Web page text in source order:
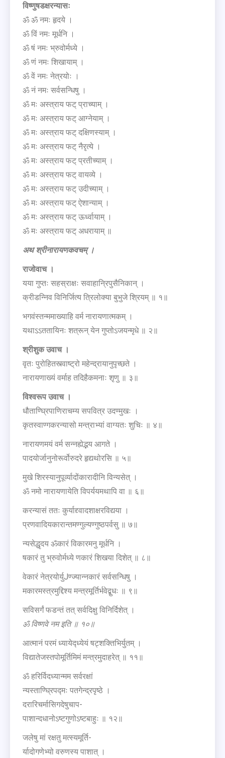
विष्णुषडक्षरन्यासः
ॐ ॐ नमः हृदये ।
ॐ विं नमः मूर्धनि ।
ॐ षं नमः भ्रुवोर्मध्ये ।
ॐ णं नमः शिखायाम् ।
ॐ वें नमः नेत्रयोः ।
ॐ नं नमः सर्वसन्धिषु ।
ॐ मः अस्त्राय फट् प्राच्याम् ।
ॐ मः अस्त्राय फट् आग्नेयाम् ।
ॐ मः अस्त्राय फट् दक्षिणस्याम् ।
ॐ मः अस्त्राय फट् नैरृत्ये ।
ॐ मः अस्त्राय फट् प्रतीच्याम् ।
ॐ मः अस्त्राय फट् वायव्ये ।
ॐ मः अस्त्राय फट् उदीच्याम् ।
ॐ मः अस्त्राय फट् ऐशान्याम् ।
ॐ मः अस्त्राय फट् ऊर्ध्वायाम् ।
ॐ मः अस्त्राय फट् अधरायाम् ॥
अथश्रीनारायणकवचम् ।
राजोवाच ।
यया गुप्तः सहस्राक्षः सवाहान्रिपुसैनिकान् ।
क्रीडन्निव विनिर्जित्य त्रिलोक्या बुभुजे श्रियम् ॥ १॥
भगवंस्तन्ममाख्याहि वर्म नारायणात्मकम् ।
यथाऽऽततायिनः शत्रून् येन गुप्तोऽजयन्मृधे ॥ २॥
श्रीशुकउवाच ।
वृतः पुरोहितस्त्वाष्ट्रो महेन्द्रायानुपृच्छते ।
नारायणाख्यं वर्माह तदिहैकमनाः शृणु ॥ ३॥
विश्वरूपउवाच ।
धौताण्घ्रिपाणिराचम्य सपवित्र उदण्मुखः ।
कृतस्वाण्गकरन्यासो मन्त्राभ्यां वाग्यतः शुचिः ॥ ४॥
नारायणमयं वर्म सन्नह्येद्भय आगते ।
पादयोर्जानुनोरूर्वोरुदरे हृद्यथोरसि ॥ ५॥
मुखे शिरस्यानुपूर्व्यादोंकारादीनि विन्यसेत् ।
ॐ नमो नारायणायेति विपर्ययमथापि वा ॥ ६॥
करन्यासं ततः कुर्याद्द्वादशाक्षरविद्यया ।
प्रणवादियकारान्तमण्गुल्यण्गुष्ठपर्वसु ॥ ७॥
न्यसेद्धृदय ॐकारं विकारमनु मूर्धनि ।
षकारं तु भ्रुवोर्मध्ये णकारं शिखया दिशेत् ॥ ८॥
वेकारं नेत्रयोर्युJण्ज्यान्नकारं सर्वसन्धिषु ।
मकारमस्त्रमुद्दिश्य मन्त्रमूर्तिर्भवेद्बुधः ॥ ९॥
सविसर्गं फडन्तं तत् सर्वदिक्षु विनिर्दिशेत् ।
ॐविष्णवेनमइति ॥ १०॥
आत्मानं परमं ध्यायेद्ध्येयं षट्शक्तिभिर्युतम् ।
विद्यातेजस्तपोमूर्तिमिमं मन्त्रमुदाहरेत् ॥ ११॥
ॐ हरिर्विदध्यान्मम सर्वरक्षां
न्यस्ताण्घ्रिपद्मः पतगेन्द्रपृष्ठे ।
दरारिचर्मासिगदेषुचाप-
पाशान्दधानोऽष्टगुणोऽष्टबाहुः ॥ १२॥
जलेषु मां रक्षतु मत्स्यमूर्ति-
र्यादोगणेभ्यो वरुणस्य पाशात् ।